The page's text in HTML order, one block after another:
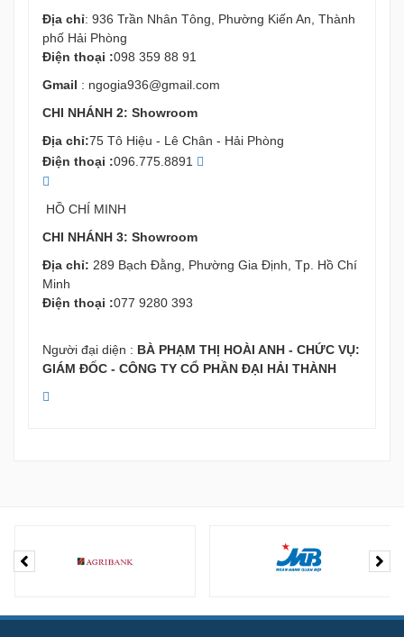
Địa chỉ: 936 Trần Nhân Tông, Phường Kiến An, Thành
phố Hải Phòng
Điện thoại :098 359 88 91
Gmail : ngogia936@gmail.com
CHI NHÁNH 2: Showroom
Địa chỉ:75 Tô Hiệu - Lê Chân - Hải Phòng
Điện thoại :096.775.8891
HỒ CHÍ MINH
CHI NHÁNH 3: Showroom
Địa chỉ: 289 Bạch Đằng, Phường Gia Định, Tp. Hồ Chí
Minh
Điện thoại :077 9280 393
Người đại diện : BÀ PHẠM THỊ HOÀI ANH - CHỨC VỤ:
GIÁM ĐỐC - CÔNG TY CỔ PHẦN ĐẠI HẢI THÀNH